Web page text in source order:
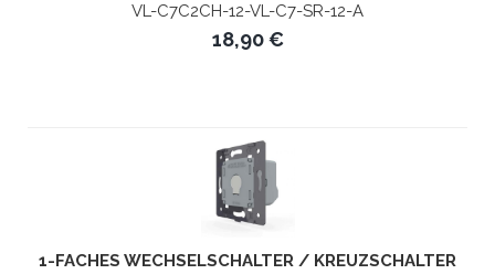
VL-C7C2CH-12-VL-C7-SR-12-A
18,90 €
1-FACHES WECHSELSCHALTER / KREUZSCHALTER